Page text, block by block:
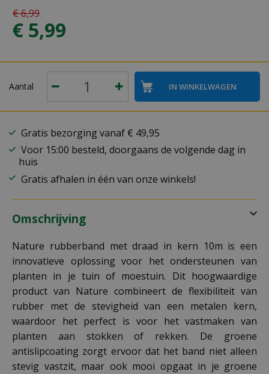
€6,99
€ 5,99
Aantal
Gratis bezorging vanaf € 49,95
Voor 15:00 besteld, doorgaans de volgende dag in
huis
Gratis afhalen in één van onze winkels!
Omschrijving
Nature rubberband met draad in kern 10m is een
innovatieve oplossing voor het ondersteunen van
planten in je tuin of moestuin. Dit hoogwaardige
product van Nature combineert de flexibiliteit van
rubber met de stevigheid van een metalen kern,
waardoor het perfect is voor het vastmaken van
planten aan stokken of rekken. De groene
antislipcoating zorgt ervoor dat het band niet alleen
stevig vastzit, maar ook mooi opgaat in je groene